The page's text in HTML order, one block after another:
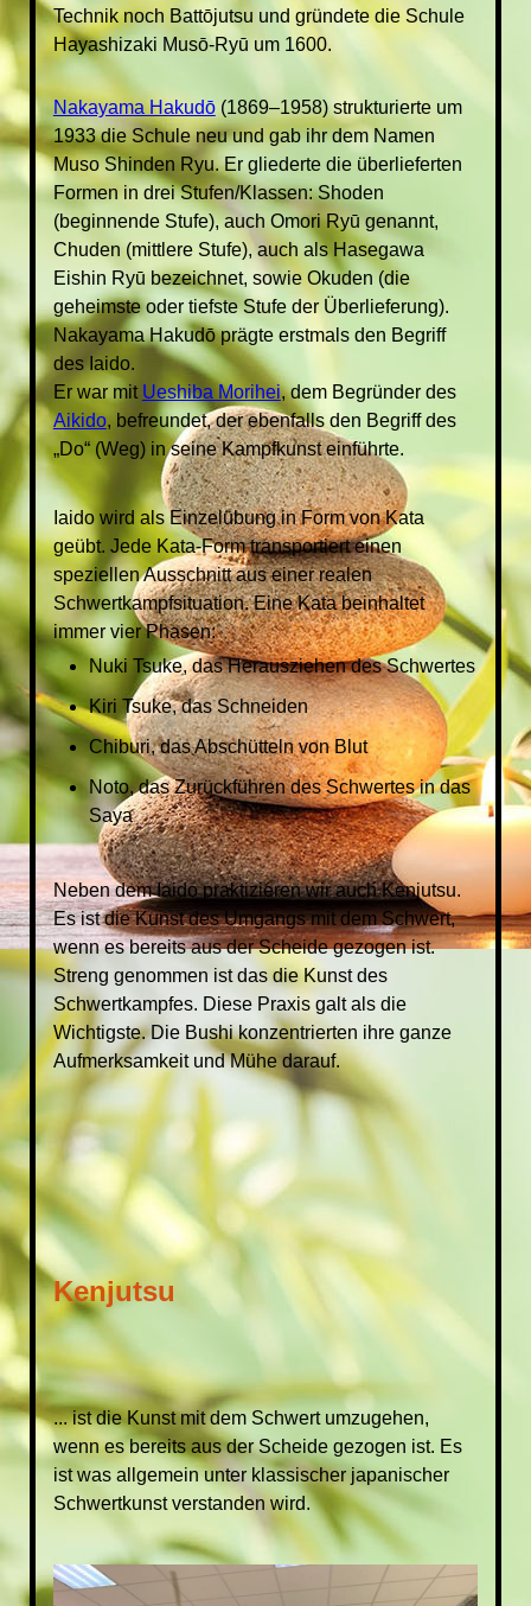
Technik noch Battōjutsu und gründete die Schule
Hayashizaki Musō-Ryū um 1600.
Nakayama Hakudō(1869–1958) strukturierte um
1933 die Schule neu und gab ihr dem Namen
Muso Shinden Ryu. Er gliederte die überlieferten
Formen in drei Stufen/Klassen: Shoden
(beginnende Stufe), auch Omori Ryū genannt,
Chuden (mittlere Stufe), auch als Hasegawa
Eishin Ryū bezeichnet, sowie Okuden (die
geheimste oder tiefste Stufe der Überlieferung).
Nakayama Hakudō prägte erstmals den Begriff
des Iaido.
Er war mit Ueshiba Morihei, dem Begründer des
Aikido, befreundet, der ebenfalls den Begriff des
„Do“ (Weg) in seine Kampfkunst einführte.
Iaido wird als Einzelübung in Form von Kata
geübt. Jede Kata-Form transportiert einen
speziellen Ausschnitt aus einer realen
Schwertkampfsituation. Eine Kata beinhaltet
immer vier Phasen:
Nuki Tsuke, das Herausziehen des Schwertes
Kiri Tsuke, das Schneiden
Chiburi, das Abschütteln von Blut
Noto, das Zurückführen des Schwertes in das
Saya
Neben dem Iaido praktizieren wir auch Kenjutsu.
Es ist die Kunst des Umgangs mit dem Schwert,
wenn es bereits aus der Scheide gezogen ist.
Streng genommen ist das die Kunst des
Schwertkampfes. Diese Praxis galt als die
Wichtigste. Die Bushi konzentrierten ihre ganze
Aufmerksamkeit und Mühe darauf.
Kenjutsu
... ist die Kunst mit dem Schwert umzugehen,
wenn es bereits aus der Scheide gezogen ist. Es
ist was allgemein unter klassischer japanischer
Schwertkunst verstanden wird.